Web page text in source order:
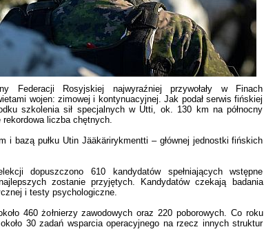
Federacji Rosyjskiej najwyraźniej przywołały w Finach
wojen: zimowej i kontynuacyjnej. Jak podał serwis fińskiej
szkolenia sił specjalnych w Utti, ok. 130 km na północny
rekordowa liczba chętnych.
i bazą pułku Utin Jääkärirykmentti – głównej jednostki fińskich
dopuszczono 610 kandydatów spełniających wstępne
zostanie przyjętych. Kandydatów czekają badania
i testy psychologiczne.
460 żołnierzy zawodowych oraz 220 poborowych. Co roku
30 zadań wsparcia operacyjnego na rzecz innych struktur